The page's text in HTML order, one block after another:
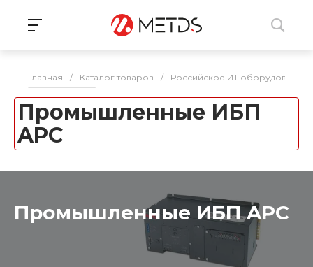
Главная / Каталог товаров / Российское ИТ оборудование
Промышленные ИБП
APC
Промышленные ИБП APC